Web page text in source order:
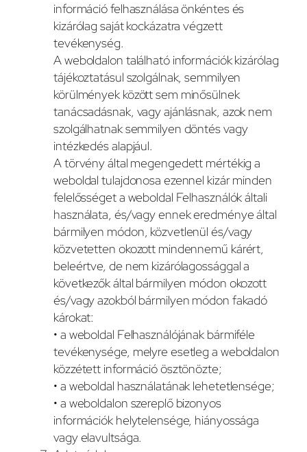
információ felhasználása önkéntes és
kizárólag saját kockázatra végzett
tevékenység.
A weboldalon található információk kizárólag
tájékoztatásul szolgálnak, semmilyen
körülmények között sem minősülnek
tanácsadásnak, vagy ajánlásnak, azok nem
szolgálhatnak semmilyen döntés vagy
intézkedés alapjául.
A törvény által megengedett mértékig a
weboldal tulajdonosa ezennel kizár minden
felelősséget a weboldal Felhasználók általi
használata, és/vagy ennek eredménye által
bármilyen módon, közvetlenül és/vagy
közvetetten okozott mindennemű kárért,
beleértve, de nem kizárólagossággal a
következők által bármilyen módon okozott
és/vagy azokból bármilyen módon fakadó
károkat:
• a weboldal Felhasználójának bármiféle
tevékenysége, melyre esetleg a weboldalon
közzétett információ ösztönözte;
• a weboldal használatának lehetetlensége;
• a weboldalon szereplő bizonyos
információk helytelensége, hiányossága
vagy elavultsága.